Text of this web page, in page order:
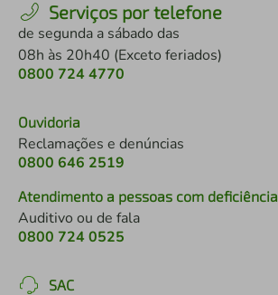
Serviços por telefone
de segunda a sábado das
08h às 20h40 (Exceto feriados)
0800 724 4770
Ouvidoria
Reclamações e denúncias
0800 646 2519
Atendimento a pessoas com deficiência
Auditivo ou de fala
0800 724 0525
SAC